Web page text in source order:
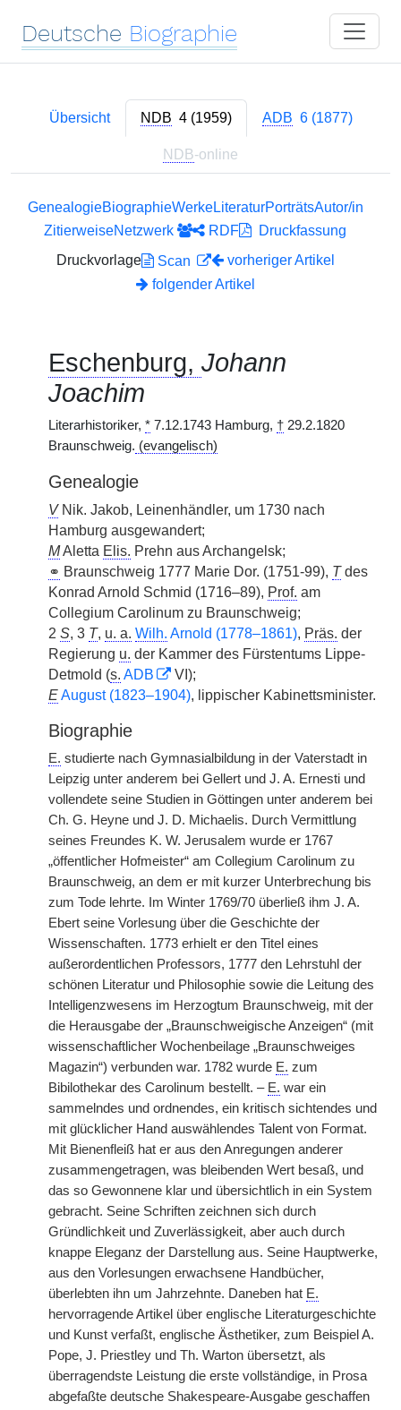
Deutsche Biographie
Übersicht NDB 4 (1959) ADB 6 (1877)
NDB-online
GenealogieBiographieWerkeLiteraturPorträtsAutor/in
ZitierweiseNetzwerk RDF
Druckfassung
Druckvorlage
Scan
vorheriger Artikel
folgender Artikel
Eschenburg, Johann
Joachim
Literarhistoriker, * 7.12.1743 Hamburg, † 29.2.1820
Braunschweig. (evangelisch)
Genealogie
VNik. Jakob, Leinenhändler, um 1730 nach
Hamburg ausgewandert;
MAletta Elis. Prehn aus Archangelsk;
⚭ Braunschweig 1777 Marie Dor. (1751-99), Tdes
Konrad Arnold Schmid (1716–89), Prof. am
Collegium Carolinum zu Braunschweig;
2 S, 3 T, u. a. Wilh. Arnold (1778–1861), Präs. der
Regierung u. der Kammer des Fürstentums Lippe-
Detmold (s. ADB
VI);
EAugust (1823–1904), lippischer Kabinettsminister.
Biographie
E. studierte nach Gymnasialbildung in der Vaterstadt in
Leipzig unter anderem bei Gellert und J. A. Ernesti und
vollendete seine Studien in Göttingen unter anderem bei
Ch. G. Heyne und J. D. Michaelis. Durch Vermittlung
seines Freundes K. W. Jerusalem wurde er 1767
„öffentlicher Hofmeister“ am Collegium Carolinum zu
Braunschweig, an dem er mit kurzer Unterbrechung bis
zum Tode lehrte. Im Winter 1769/70 überließ ihm J. A.
Ebert seine Vorlesung über die Geschichte der
Wissenschaften. 1773 erhielt er den Titel eines
außerordentlichen Professors, 1777 den Lehrstuhl der
schönen Literatur und Philosophie sowie die Leitung des
Intelligenzwesens im Herzogtum Braunschweig, mit der
die Herausgabe der „Braunschweigische Anzeigen“ (mit
wissenschaftlicher Wochenbeilage „Braunschweiges
Magazin“) verbunden war. 1782 wurde E. zum
Bibilothekar des Carolinum bestellt. – E. war ein
sammelndes und ordnendes, ein kritisch sichtendes und
mit glücklicher Hand auswählendes Talent von Format.
Mit Bienenfleiß hat er aus den Anregungen anderer
zusammengetragen, was bleibenden Wert besaß, und
das so Gewonnene klar und übersichtlich in ein System
gebracht. Seine Schriften zeichnen sich durch
Gründlichkeit und Zuverlässigkeit, aber auch durch
knappe Eleganz der Darstellung aus. Seine Hauptwerke,
aus den Vorlesungen erwachsene Handbücher,
überlebten ihn um Jahrzehnte. Daneben hat E.
hervorragende Artikel über englische Literaturgeschichte
und Kunst verfaßt, englische Ästhetiker, zum Beispiel A.
Pope, J. Priestley und Th. Warton übersetzt, als
überragendste Leistung die erste vollständige, in Prosa
abgefaßte deutsche Shakespeare-Ausgabe geschaffen